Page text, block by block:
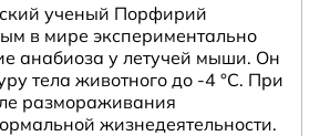
ученый Порфирий
в мире экспериментально
анабиоза у летучей мыши. Он
тела животного до -4 °C. При
размораживания
жизнедеятельности.